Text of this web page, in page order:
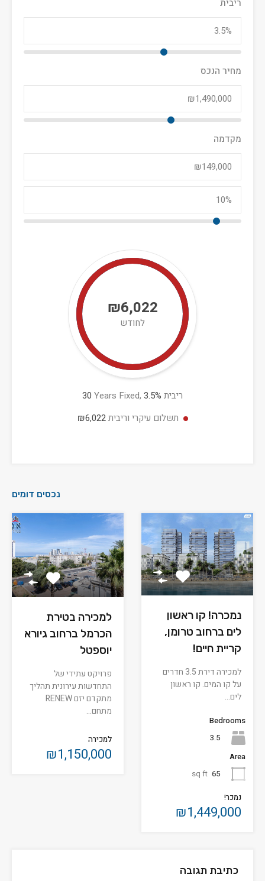
ריבית
מחיר הנכס
מקדמה
₪6,022
לחודש
30 Years Fixed, 3.5% ריבית
תשלום עיקרי וריבית₪6,022
נכסים דומים
נמכרה! קו ראשון
לים ברחוב טרומן,
קריית חיים!
למכירה דירת 3.5 חדרים
על קו המים. קו ראשון
לים…
Bedrooms
3.5
Area
65
sq ft
נמכר!
₪1,449,000
למכירה בטירת
הכרמל ברחוב גיורא
יוספטל
פרויקט עתידי של
התחדשות עירונית תהליך
מתקדם יזם RENEW
מתחם…
למכירה
₪1,150,000
כתיבת תגובה